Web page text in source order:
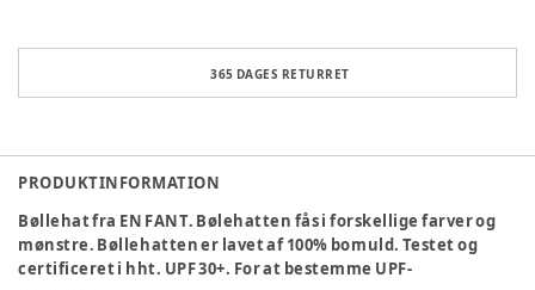
365 DAGES RETURRET
PRODUKTINFORMATION
Bøllehat fra EN FANT. Bølehatten fås i forskellige farver og
mønstre. Bøllehatten er lavet af 100% bomuld. Testet og
certificeret i hht. UPF 30+. For at bestemme UPF-